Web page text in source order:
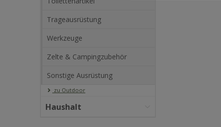
Trageausrüstung
Werkzeuge
Zelte & Campingzubehör
Sonstige Ausrüstung
zu Outdoor
Haushalt